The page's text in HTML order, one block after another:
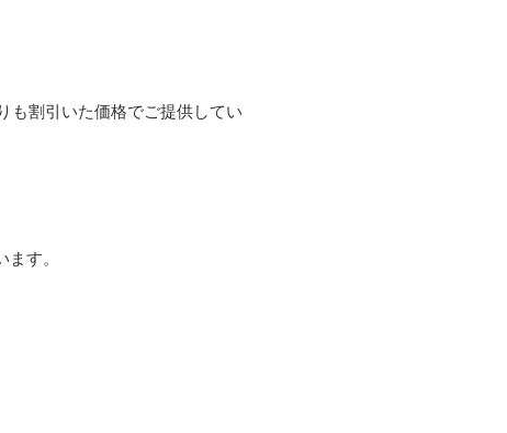
も割引いた価格でご提供してい
す。